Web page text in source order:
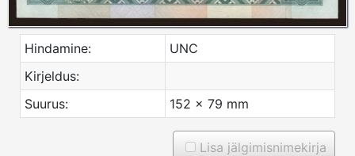
Hindamine:
UNC
Kirjeldus:
Suurus:
152 x 79 mm
Lisa jälgimisnimekirja